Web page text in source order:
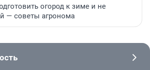
огород к зиме и не
— советы агронома